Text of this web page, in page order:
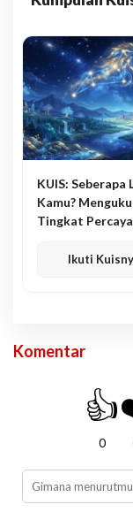
KUIS: Seberapa
Kamu?
Tingkat
Ikuti
Komentar
👍
0